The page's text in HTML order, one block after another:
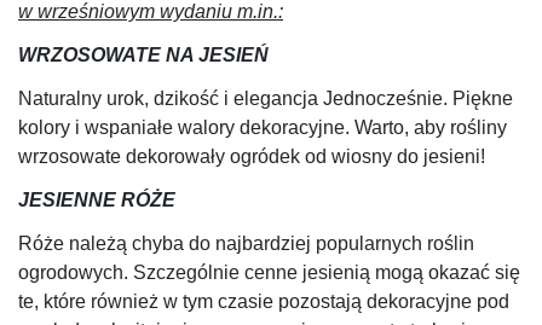
w wrześniowym wydaniu m.in.:
WRZOSOWATE NA JESIEŃ
Naturalny urok, dzikość i elegancja Jednocześnie. Piękne
kolory i wspaniałe walory dekoracyjne. Warto, aby rośliny
wrzosowate dekorowały ogródek od wiosny do jesieni!
JESIENNE RÓŻE
Róże należą chyba do najbardziej popularnych roślin
ogrodowych. Szczególnie cenne jesienią mogą okazać się
te, które również w tym czasie pozostają dekoracyjne pod